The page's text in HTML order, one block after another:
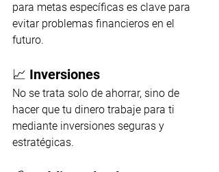
para metas específicas es clave para
evitar problemas financieros en el
futuro.
📈 Inversiones
No se trata solo de ahorrar, sino de
hacer que tu dinero trabaje para ti
mediante inversiones seguras y
estratégicas.